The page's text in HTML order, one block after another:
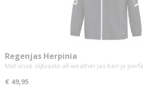
Regenjas Herpinia
Met onze slijtvaste all-weather jas ben je
€ 49,95